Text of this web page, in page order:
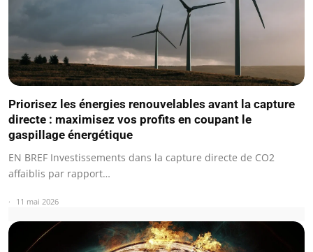
Priorisez les énergies renouvelables avant la capture
directe : maximisez vos profits en coupant le
gaspillage énergétique
EN BREF Investissements dans la capture directe de CO2
affaiblis par rapport…
11 mai 2026